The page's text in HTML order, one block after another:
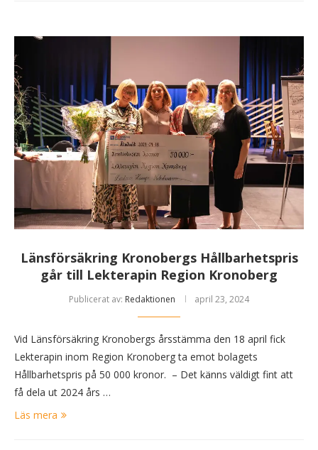
Länsförsäkring Kronobergs Hållbarhetspris
går till Lekterapin Region Kronoberg
Publicerat av: Redaktionen april 23, 2024
Vid Länsförsäkring Kronobergs årsstämma den 18 april fick
Lekterapin inom Region Kronoberg ta emot bolagets
Hållbarhetspris på 50 000 kronor. – Det känns väldigt fint att
få dela ut 2024 års …
Läs mera